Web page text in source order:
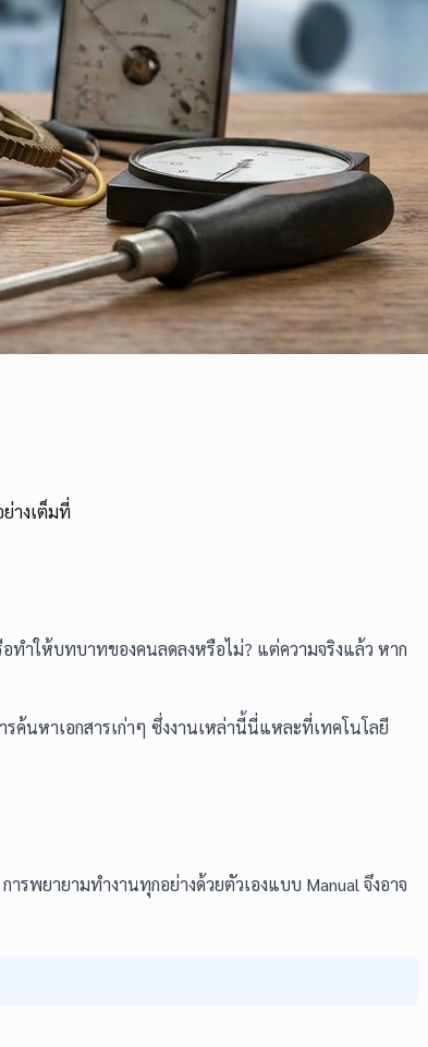
างเต็มที่
ทำให้บทบาทของคนลดลงหรือไม่? แต่ความจริงแล้ว หาก
ค้นหาเอกสารเก่าๆ ซึ่งงานเหล่านี้นี่แหละที่เทคโนโลยี
รพยายามทำงานทุกอย่างด้วยตัวเองแบบ Manual จึงอาจ